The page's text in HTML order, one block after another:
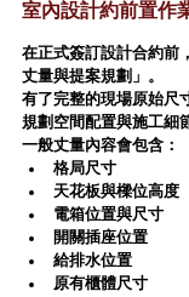
室內設計約前置作
在正式簽訂設計合約前
丈量與提案規劃」。
有了完整的現場原始尺
規劃空間配置與施工細
一般丈量內容會包含：
格局尺寸
天花板與樑位高度
電箱位置與尺寸
開關插座位置
給排水位置
原有櫃體尺寸